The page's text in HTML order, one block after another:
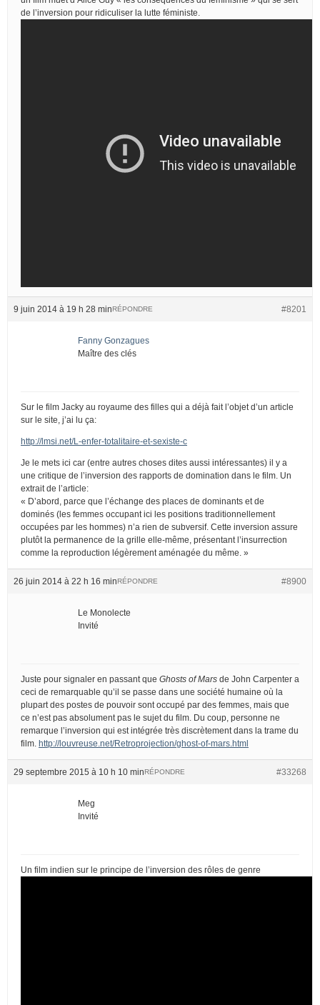
de l’inversion pour ridiculiser la lutte féministe.
9 juin 2014 à 19 h 28 min #8201
RÉPONDRE
Fanny Gonzagues
Maître des clés
Sur le film Jacky au royaume des filles qui a déjà fait l’objet d’un article
sur le site, j’ai lu ça:
http://lmsi.net/L-enfer-totalitaire-et-sexiste-c
Je le mets ici car (entre autres choses dites aussi intéressantes) il y a
une critique de l’inversion des rapports de domination dans le film. Un
extrait de l’article:
« D’abord, parce que l’échange des places de dominants et de
dominés (les femmes occupant ici les positions traditionnellement
occupées par les hommes) n’a rien de subversif. Cette inversion assure
plutôt la permanence de la grille elle-même, présentant l’insurrection
comme la reproduction légèrement aménagée du même. »
26 juin 2014 à 22 h 16 min #8900
RÉPONDRE
Le Monolecte
Invité
Juste pour signaler en passant que Ghosts of Mars de John Carpenter a
ceci de remarquable qu’il se passe dans une société humaine où la
plupart des postes de pouvoir sont occupé par des femmes, mais que
ce n’est pas absolument pas le sujet du film. Du coup, personne ne
remarque l’inversion qui est intégrée très discrètement dans la trame du
film. http://louvreuse.net/Retroprojection/ghost-of-mars.html
29 septembre 2015 à 10 h 10 min #33268
RÉPONDRE
Meg
Invité
Un film indien sur le principe de l’inversion des rôles de genre